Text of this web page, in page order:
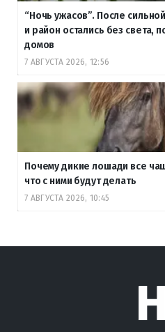
“Ночь ужасов”. После
и район остались без света,
домов
7 АВГУСТА 2026, 12:56
Почему дикие лошади все
что с ними будут делать
7 АВГУСТА 2026, 10:45